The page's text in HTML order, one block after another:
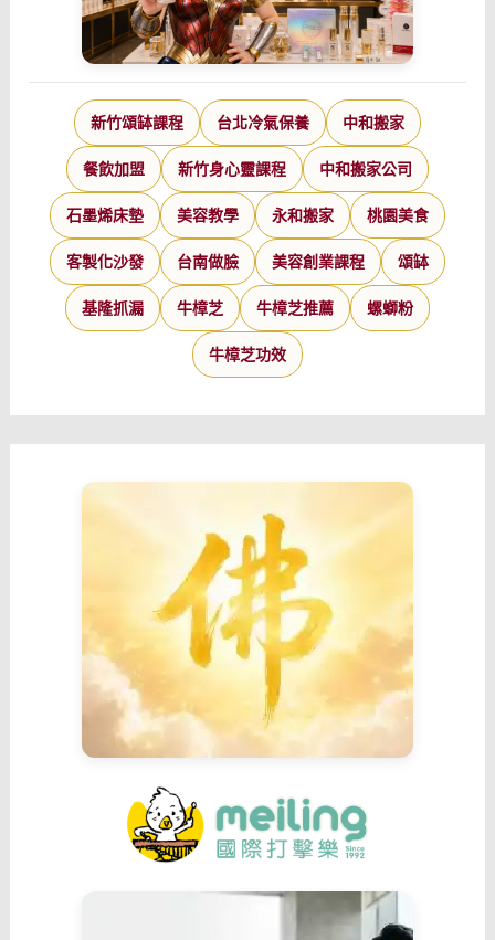
新竹頌缽課程 台北冷氣保養 中和搬家
餐飲加盟 新竹身心靈課程 中和搬家公司
石墨烯床墊 美容教學 永和搬家 桃園美食
客製化沙發 台南做臉 美容創業課程 頌缽
基隆抓漏 牛樟芝 牛樟芝推薦 螺螄粉
牛樟芝功效